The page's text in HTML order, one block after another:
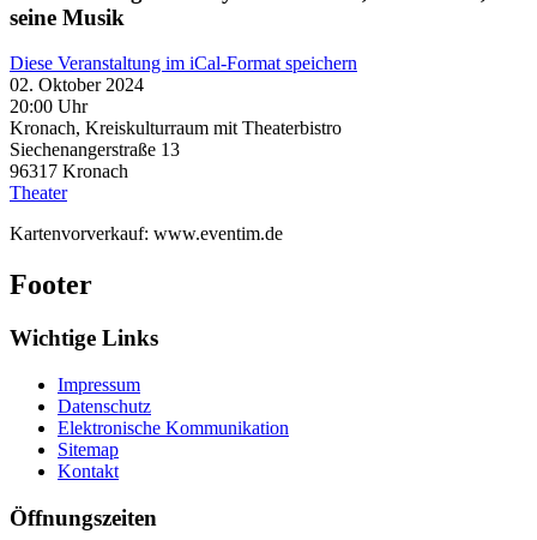
seine Musik
Diese Veranstaltung im iCal-Format speichern
02. Oktober 2024
20:00 Uhr
Kronach, Kreiskulturraum mit Theaterbistro
Siechenangerstraße 13
96317 Kronach
Theater
Kartenvorverkauf: www.eventim.de
Footer
Wichtige Links
Impressum
Datenschutz
Elektronische Kommunikation
Sitemap
Kontakt
Öffnungszeiten